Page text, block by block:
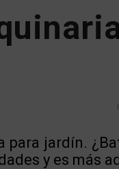
para jardín.
y es más